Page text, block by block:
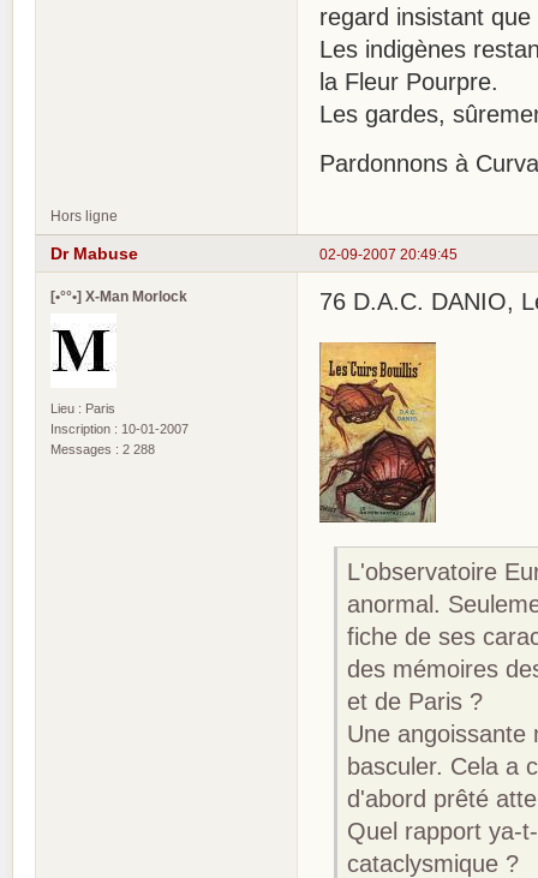
regard insistant
Les indigènes
la Fleur Pourpre.
Les gardes,
Pardonnons à
Hors ligne
02-09-2007 20:49:45
Dr Mabuse
[•°°•] X-Man Morlock
Lieu : Paris
Inscription : 10-01-2007
Messages : 2 288
76 D.A.C. DANIO,
L'observatoire
anormal.
fiche de ses
des mémoires
et de Paris ?
Une angoissante
basculer. Cela a
d'abord prêté
Quel rapport ya-
cataclysmique ?